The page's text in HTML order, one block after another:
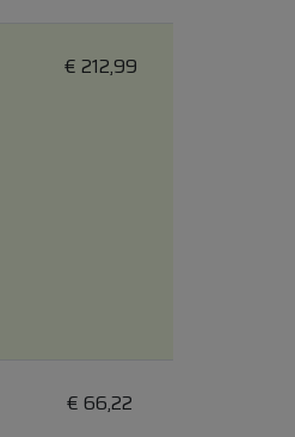
€ 212,99
€ 66,22